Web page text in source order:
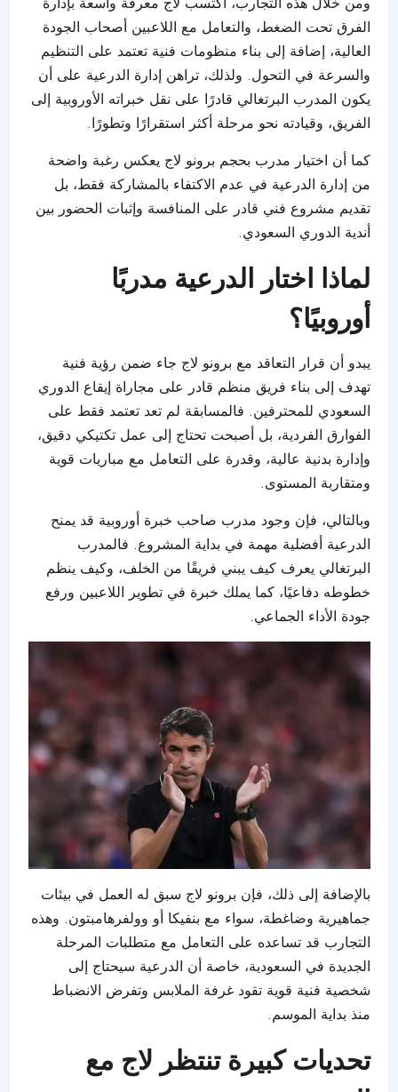
الفرق تحت الضغط، والتعامل مع اللاعبين أصحاب الجودة
العالية، إضافة إلى بناء منظومات فنية تعتمد على التنظيم
والسرعة في التحول. ولذلك، تراهن إدارة الدرعية على أن
يكون المدرب البرتغالي قادرًا على نقل خبراته الأوروبية إلى
الفريق، وقيادته نحو مرحلة أكثر استقرارًا وتطورًا.
كما أن اختيار مدرب بحجم برونو لاج يعكس رغبة واضحة
من إدارة الدرعية في عدم الاكتفاء بالمشاركة فقط، بل
تقديم مشروع فني قادر على المنافسة وإثبات الحضور بين
أندية الدوري السعودي.
لماذا اختار الدرعية مدربًا
أوروبيًا؟
يبدو أن قرار التعاقد مع برونو لاج جاء ضمن رؤية فنية
تهدف إلى بناء فريق منظم قادر على مجاراة إيقاع الدوري
السعودي للمحترفين. فالمسابقة لم تعد تعتمد فقط على
الفوارق الفردية، بل أصبحت تحتاج إلى عمل تكتيكي دقيق،
وإدارة بدنية عالية، وقدرة على التعامل مع مباريات قوية
ومتقاربة المستوى.
وبالتالي، فإن وجود مدرب صاحب خبرة أوروبية قد يمنح
الدرعية أفضلية مهمة في بداية المشروع. فالمدرب
البرتغالي يعرف كيف يبني فريقًا من الخلف، وكيف ينظم
خطوطه دفاعيًا، كما يملك خبرة في تطوير اللاعبين ورفع
جودة الأداء الجماعي.
بالإضافة إلى ذلك، فإن برونو لاج سبق له العمل في بيئات
جماهيرية وضاغطة، سواء مع بنفيكا أو وولفرهامبتون. وهذه
التجارب قد تساعده على التعامل مع متطلبات المرحلة
الجديدة في السعودية، خاصة أن الدرعية سيحتاج إلى
شخصية فنية قوية تقود غرفة الملابس وتفرض الانضباط
منذ بداية الموسم.
تحديات كبيرة تنتظر لاج مع